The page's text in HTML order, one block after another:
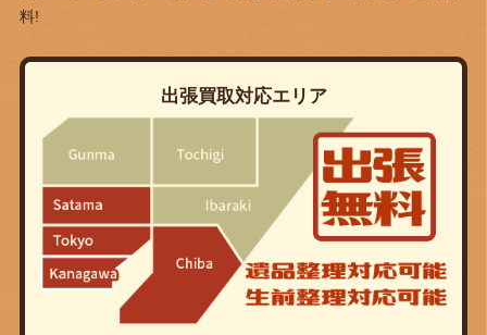
料!
出張買取対応エリア